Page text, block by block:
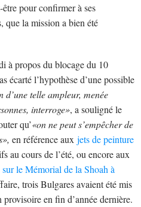
pour confirmer à ses
que la mission a bien été
à propos du blocage du 10
écarté l’hypothèse d’une possible
d’une telle ampleur, menée
interroge», a souligné le
qu’«on ne peut s’empêcher de
en référence aux jets de peinture
au cours de l’été, ou encore aux
sur le Mémorial de la Shoah à
trois Bulgares avaient été mis
en fin d’année dernière.